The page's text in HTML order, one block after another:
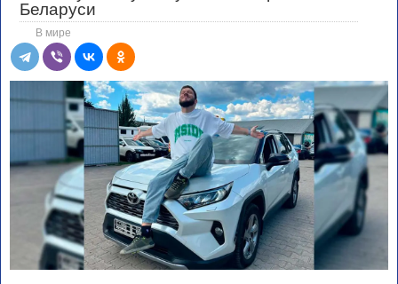
Беларуси
В мире